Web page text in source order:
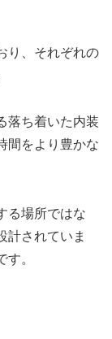
り、それぞれの
落ち着いた内装
間をより豊かな
る場所ではな
計されていま
。